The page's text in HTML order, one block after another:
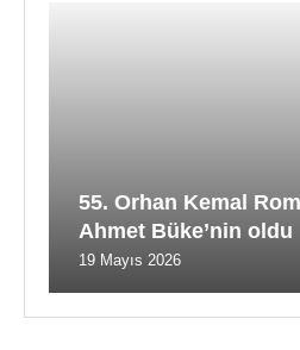
55. Orhan Kemal
Ahmet Büke’nin oldu
19 Mayıs 2026